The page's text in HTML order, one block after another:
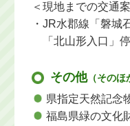
＜現地までの交通
・JR水郡線「磐城
「北山形入口」
その他（そのほ
県指定天然記念
福島県緑の文化